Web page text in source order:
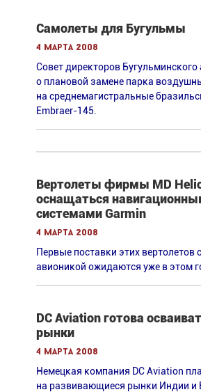
Самолеты для Бугульмы
4 марта 2008
Совет директоров
о плановой замене парка
на среднемагистральные
Embraer-145.
Вертолеты фирмы MD
оснащаться
системами Garmin
4 марта 2008
Первые поставки этих вертолетов
авионикой ожидаются уже в этом
DC Aviation готова
рынки
4 марта 2008
Немецкая компания DC Aviation
на развивающиеся рынки Индии и